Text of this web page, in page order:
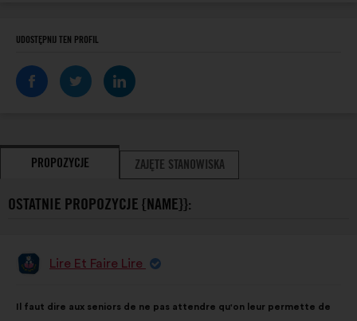
UDOSTĘPNIJ TEN PROFIL
PROPOZYCJE ZAJĘTE STANOWISKA
OSTATNIE PROPOZYCJE {NAME}}:
Propozycja:Lire Et Faire Lire
propozycji:
Il faut dire aux seniors de ne pas attendre qu'on leur permette de
czym